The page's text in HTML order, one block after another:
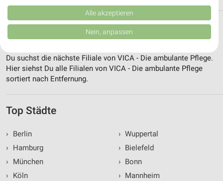
Alle Filialen, Adressen und Öffnungszeiten
von VICA - Die ambulante Pflege
Du suchst die nächste Filiale von VICA - Die ambulante Pflege.
Hier siehst Du alle Filialen von VICA - Die ambulante Pflege
sortiert nach Entfernung.
Top Städte
›
Berlin
›
Hamburg
›
München
›
Köln
› Wuppertal
› Bielefeld
› Bonn
› Mannheim
Kombinationen von Daten aus verschiedenen Quellen. Entwicklung und
Verbesserung der Angebote. Verwendung reduzierter Daten zur Auswahl
von Inhalten.
Daten können außerhalb der Europäischen Union weitergegeben und in die
Website/App.
Partnerliste anzeigen (1 IAB-Anbieter)
Wir nutzen Ihre Daten für folgende Zwecke:
Speichern von oder Zugriff auf Informationen
auf einem Endgerät
Verwendung reduzierter Daten zur Auswahl von
Werbeanzeigen
Erstellung von Profilen für personalisierte
Werbung
Alle akzeptieren
Nein, anpassen